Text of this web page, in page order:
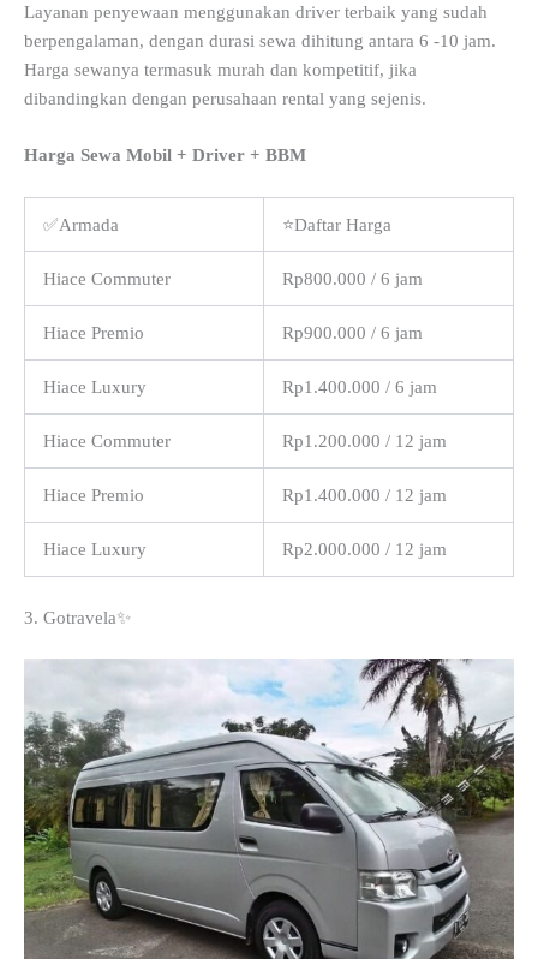
Layanan penyewaan menggunakan driver terbaik yang sudah
berpengalaman, dengan durasi sewa dihitung antara 6 -10 jam.
Harga sewanya termasuk murah dan kompetitif, jika
dibandingkan dengan perusahaan rental yang sejenis.
Harga Sewa Mobil + Driver + BBM
✅Armada ⭐Daftar Harga
Hiace Commuter Rp800.000 / 6 jam
Hiace Premio Rp900.000 / 6 jam
Hiace Luxury Rp1.400.000 / 6 jam
Hiace Commuter Rp1.200.000 / 12 jam
Hiace Premio Rp1.400.000 / 12 jam
Hiace Luxury Rp2.000.000 / 12 jam
3. Gotravela✨